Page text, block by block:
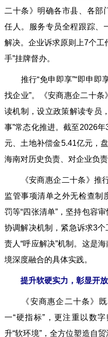
二十条》明确各市县、各部
任人。服务专员全程跟踪、
解决。企业诉求原则上7个工
手”挂牌督办。
推行“免申即享”“即申即享
找企业”。《安商惠企二十
读机制，设立政策解读专员
事”常态化推进。截至2026
元、土地补偿金5.41亿元，
海南对历史负责、对企业负
《安商惠企二十条》推行
监管事项清单之外无检查制
罚等“四张清单”，坚持包容
协调解决机制，紧急诉求3
责人“呼应解决”机制。这是
境深度融合的具体实践。
提升软硬实力，彰显开
《安商惠企二十条》既
一“硬指标”，更注重以数
升“软环境”，全方位塑造自